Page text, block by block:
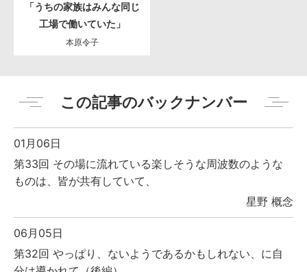
「うちの家族はみんな同じ
工場で働いていた」
本原令子
この記事のバックナンバー
01月06日
第33回 その場に流れている楽しそうな周波数のような
ものは、皆が共有していて、
星野 概念
06月05日
第32回 やっぱり、ないようであるかもしれない、に自